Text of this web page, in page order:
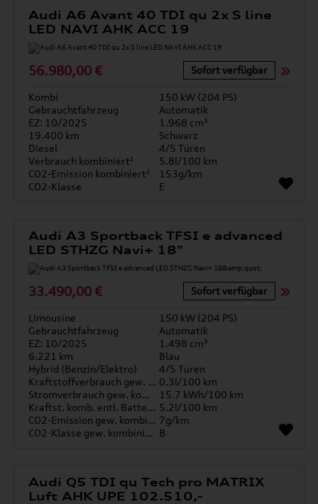
Audi A6 Avant 40 TDI qu 2x S line
LED NAVI AHK ACC 19
56.980,00 € Sofort verfügbar
Kombi
150 kW (204 PS)
Gebrauchtfahrzeug
Automatik
EZ: 10/2025
1.968 cm³
19.400 km
Schwarz
Diesel
4/5 Türen
Verbrauch kombiniert¹
5.8l/100 km
CO2-Emission kombiniert¹
153g/km
CO2-Klasse
E
Audi A3 Sportback TFSI e advanced
LED STHZG Navi+ 18"
33.490,00 € Sofort verfügbar
Limousine
150 kW (204 PS)
Gebrauchtfahrzeug
Automatik
EZ: 10/2025
1.498 cm³
6.221 km
Blau
Hybrid (Benzin/Elektro)
4/5 Türen
Kraftstoffverbrauch gew. kombiniert 0.3l/100 km
Stromverbrauch gew. kombiniert
15.7 kWh/100 km
Kraftst. komb. entl. Batterie 5.2l/100 km
CO2-Emission gew. kombiniert 7g/km
CO2-Klasse gew. kombiniert B
Audi Q5 TDI qu Tech pro MATRIX
Luft AHK UPE 102.510,-